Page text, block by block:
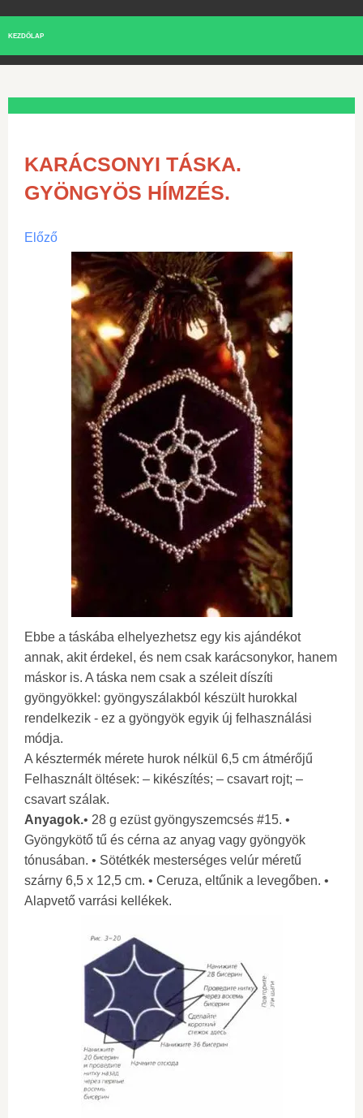
KEZDŐLAP
KARÁCSONYI TÁSKA.
GYÖNGYÖS HÍMZÉS.
Előző
Ebbe a táskába elhelyezhetsz egy kis ajándékot
annak, akit érdekel, és nem csak karácsonykor, hanem
máskor is. A táska nem csak a széleit díszíti
gyöngyökkel: gyöngyszálakból készült hurokkal
rendelkezik - ez a gyöngyök egyik új felhasználási
módja.
A késztermék mérete hurok nélkül 6,5 cm átmérőjű
Felhasznált öltések: – kikészítés; – csavart rojt; –
csavart szálak.
Anyagok.• 28 g ezüst gyöngyszemcsés #15. •
Gyöngykötő tű és cérna az anyag vagy gyöngyök
tónusában. • Sötétkék mesterséges velúr méretű
szárny 6,5 x 12,5 cm. • Ceruza, eltűnik a levegőben. •
Alapvető varrási kellékek.